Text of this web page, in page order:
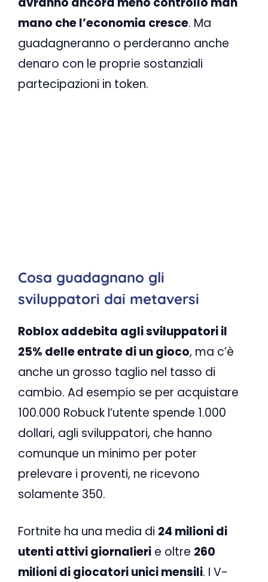
mano che l’economia cresce. Ma
guadagneranno o perderanno anche
denaro con le proprie sostanziali
partecipazioni in token.
Cosa guadagnano gli
sviluppatori dai metaversi
Roblox addebita agli sviluppatori il
25% delle entrate di un gioco, ma c’è
anche un grosso taglio nel tasso di
cambio. Ad esempio se per acquistare
100.000 Robuck l’utente spende 1.000
dollari, agli sviluppatori, che hanno
comunque un minimo per poter
prelevare i proventi, ne ricevono
solamente 350.
Fortnite ha una media di 24 milioni di
utenti attivi giornalieri e oltre 260
milioni di giocatori unici mensili. I V-